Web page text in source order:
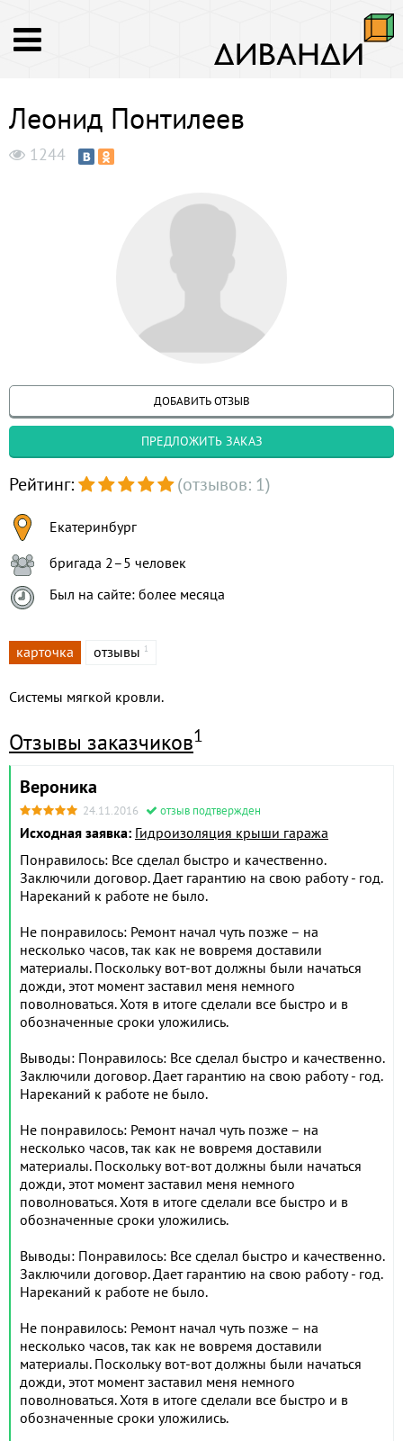
Леонид Понтилеев
1244
ДОБАВИТЬ ОТЗЫВ
ПРЕДЛОЖИТЬ ЗАКАЗ
Рейтинг: (отзывов: 1)
Екатеринбург
бригада 2–5 человек
Был на сайте: более месяца
карточка отзывы 1
Системы мягкой кровли.
Отзывы заказчиков1
Вероника
24.11.2016 отзыв подтвержден
Исходная заявка: Гидроизоляция крыши гаража
Понравилось: Все сделал быстро и качественно.
Заключили договор. Дает гарантию на свою работу - год.
Нареканий к работе не было.
Не понравилось: Ремонт начал чуть позже – на
несколько часов, так как не вовремя доставили
материалы. Поскольку вот-вот должны были начаться
дожди, этот момент заставил меня немного
поволноваться. Хотя в итоге сделали все быстро и в
обозначенные сроки уложились.
Выводы: Понравилось: Все сделал быстро и качественно.
Заключили договор. Дает гарантию на свою работу - год.
Нареканий к работе не было.
Не понравилось: Ремонт начал чуть позже – на
несколько часов, так как не вовремя доставили
материалы. Поскольку вот-вот должны были начаться
дожди, этот момент заставил меня немного
поволноваться. Хотя в итоге сделали все быстро и в
обозначенные сроки уложились.
Выводы: Понравилось: Все сделал быстро и качественно.
Заключили договор. Дает гарантию на свою работу - год.
Нареканий к работе не было.
Не понравилось: Ремонт начал чуть позже – на
несколько часов, так как не вовремя доставили
материалы. Поскольку вот-вот должны были начаться
дожди, этот момент заставил меня немного
поволноваться. Хотя в итоге сделали все быстро и в
обозначенные сроки уложились.